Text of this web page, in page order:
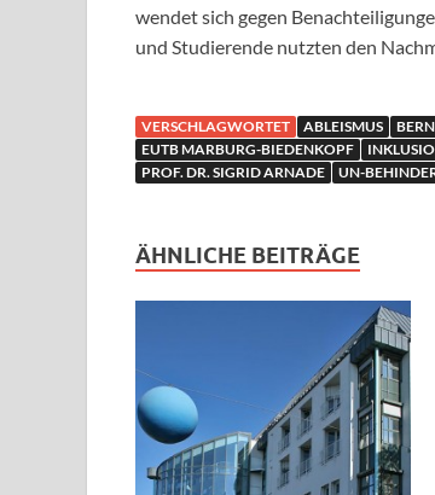
wendet sich gegen
und Studierende nutzten den
VERSCHLAGWORTET ABLEISMUS
EUTB MARBURG-BIEDENKOPF
PROF. DR. SIGRID ARNADE
UN-
ÄHNLICHE BEITRÄGE